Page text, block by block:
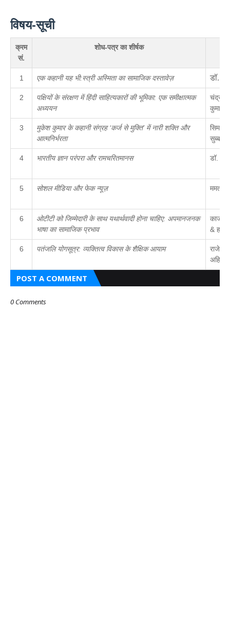
विषय-सूची
क्रम
सं.
शोध-पत्र का शीर्षक
1 एक कहानी यह भी:स्त्री अस्मिता का सामाजिक दस्तावेज़ डॉ.
2
पक्षियों के संरक्षण में हिंदी साहित्यकारों की भूमिका: एक समीक्षात्मक
अध्ययन
चंद्रसेन
कुमार
3
मुकेश कुमार के कहानी संग्रह ‘कर्ज से मुक्ति’ में नारी शक्ति और
आत्मनिर्भरता
सिमरन
सुब्बा
4 भारतीय ज्ञान परंपरा और रामचरितमानस डॉ.
5 सोशल मीडिया और फेक न्यूज़ ममता
6
ओटीटी को जिम्मेदारी के साथ यथार्थवादी होना चाहिए: अपमानजनक
भाषा का सामाजिक प्रभाव
&
6 पतंजलि योगसूत्र: व्यक्तित्व विकास के शैक्षिक आयाम
राजेश
POST A COMMENT
0 Comments